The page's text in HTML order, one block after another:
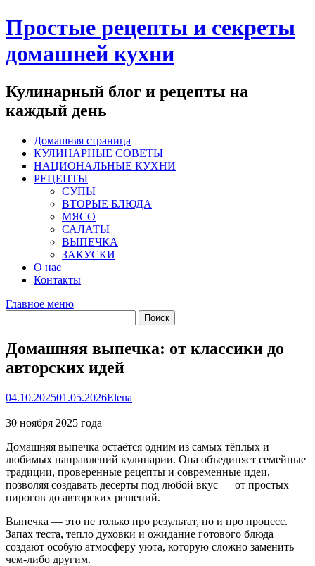
Перейти
к
Простые рецепты и секреты
домашней кухни
Кулинарный блог и рецепты на
каждый день
Домашняя страница
КУЛИНАРНЫЕ СОВЕТЫ
НАЦИОНАЛЬНЫЕ КУХНИ
РЕЦЕПТЫ
СУПЫ
ВТОРЫЕ БЛЮДА
МЯСО
САЛАТЫ
ВЫПЕЧКА
ЗАКУСКИ
О нас
Контакты
Главное меню
Домашняя выпечка: от классики до
авторских идей
04.10.202501.05.2026Elena
30 ноября 2025 года
Домашняя выпечка остаётся одним из самых тёплых и
любимых направлений кулинарии. Она объединяет семейные
традиции, проверенные рецепты и современные идеи,
позволяя создавать десерты под любой вкус — от простых
пирогов до авторских решений.
Выпечка — это не только про результат, но и про процесс.
Запах теста, тепло духовки и ожидание готового блюда
создают особую атмосферу уюта, которую сложно заменить
чем-либо другим.